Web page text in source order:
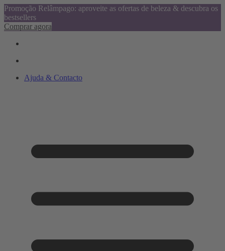
Promoção Relâmpago: aproveite as ofertas de beleza & descubra os
bestsellers
Comprar agora
Ajuda & Contacto